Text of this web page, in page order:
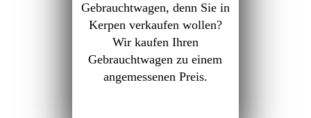
Gebrauchtwagen, denn Sie in
Kerpen verkaufen wollen?
Wir kaufen Ihren
Gebrauchtwagen zu einem
angemessenen Preis.